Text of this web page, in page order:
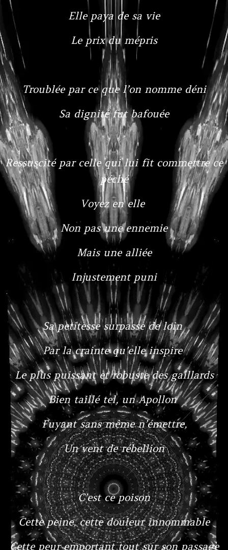
Elle paya de sa vie
Le prix du mépris
Troublée par ce que l’on nomme déni
Sa dignité fut bafouée
Ressuscité par celle qui lui fit commettre ce
péché
Voyez en elle
Non pas une ennemie
Mais une alliée
Injustement puni
Sa petitesse surpasse de loin
Par la crainte qu’elle inspire
Le plus puissant et robuste des gaillards
Bien taillé tel, un Apollon
Fuyant sans même n’émettre,
Un vent de rébellion
C’est ce poison
Cette peine, cette douleur innommable
Cette peur emportant tout sur son passage